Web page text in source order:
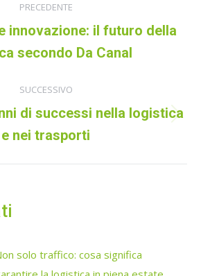
PRECEDENTE
Post
precedente:
innovazione: il futuro della
secondo Da Canal
SUCCESSIVO
Prossimo
post:
di successi nella logistica
e nei trasporti
solo traffico: cosa significa